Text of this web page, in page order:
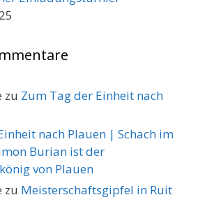
zu Zum Tag der Einheit nach
nach Plauen | Schach im
Burian ist der
von Plauen
zu Meisterschaftsgipfel in Ruit